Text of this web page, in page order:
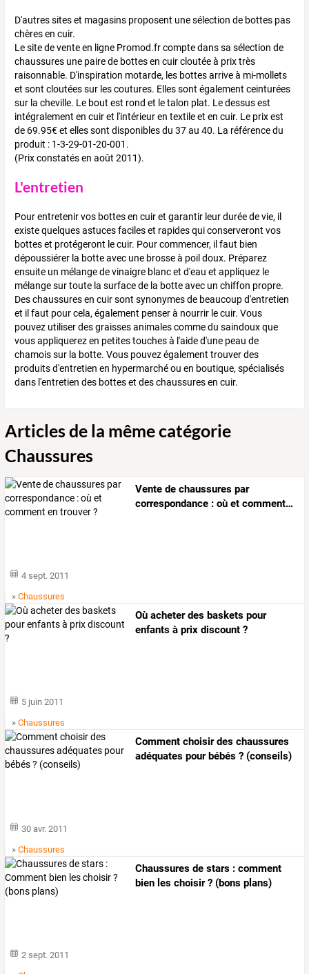
D'autres sites et magasins proposent une sélection de bottes pas
chères en cuir.
Le site de vente en ligne Promod.fr compte dans sa sélection de
chaussures une paire de bottes en cuir cloutée à prix très
raisonnable. D'inspiration motarde, les bottes arrive à mi-mollets
et sont cloutées sur les coutures. Elles sont également ceinturées
sur la cheville. Le bout est rond et le talon plat. Le dessus est
intégralement en cuir et l'intérieur en textile et en cuir. Le prix est
de 69.95€ et elles sont disponibles du 37 au 40. La référence du
produit : 1-3-29-01-20-001.
(Prix constatés en août 2011).
L'entretien
Pour entretenir vos bottes en cuir et garantir leur durée de vie, il
existe quelques astuces faciles et rapides qui conserveront vos
bottes et protégeront le cuir. Pour commencer, il faut bien
dépoussiérer la botte avec une brosse à poil doux. Préparez
ensuite un mélange de vinaigre blanc et d'eau et appliquez le
mélange sur toute la surface de la botte avec un chiffon propre.
Des chaussures en cuir sont synonymes de beaucoup d'entretien
et il faut pour cela, également penser à nourrir le cuir. Vous
pouvez utiliser des graisses animales comme du saindoux que
vous appliquerez en petites touches à l'aide d'une peau de
chamois sur la botte. Vous pouvez également trouver des
produits d'entretien en hypermarché ou en boutique, spécialisés
dans l'entretien des bottes et des chaussures en cuir.
Articles de la même catégorie
Chaussures
Vente de chaussures par
correspondance : où et comment…
4 sept. 2011
»Chaussures
Où acheter des baskets pour
enfants à prix discount ?
5 juin 2011
»Chaussures
Comment choisir des chaussures
adéquates pour bébés ? (conseils)
30 avr. 2011
»Chaussures
Chaussures de stars : comment
bien les choisir ? (bons plans)
2 sept. 2011